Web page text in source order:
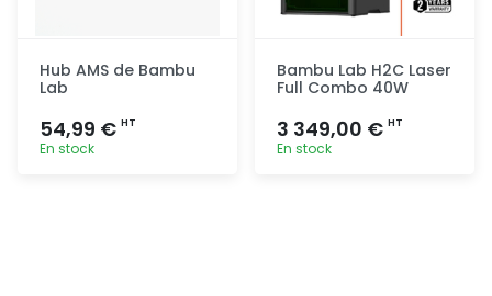
Hub AMS de Bambu
Lab
54,99 € HT
En stock
Bambu Lab H2C Laser
Full Combo 40W
3 349,00 € HT
En stock